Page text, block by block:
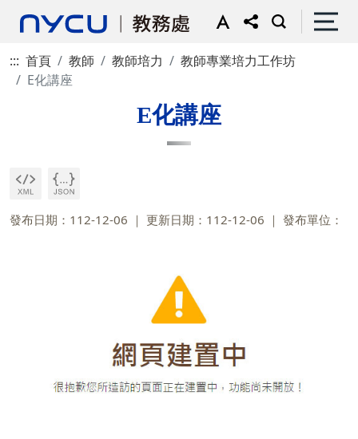
::: 首頁 教師 教師培力
教師專業培力工作坊
E化講座
E化講座
發布日期：112-12-06 更新日期：112-12-06 發布單位：